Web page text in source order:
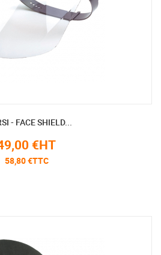
- FACE SHIELD...
€HT
58,80 €TTC